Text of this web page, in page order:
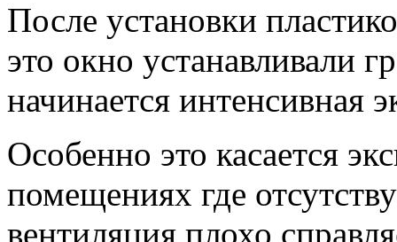
После установки
это окно устанавливали
начинается интенсивная
Особенно это касается
помещениях где
вентиляция плохо